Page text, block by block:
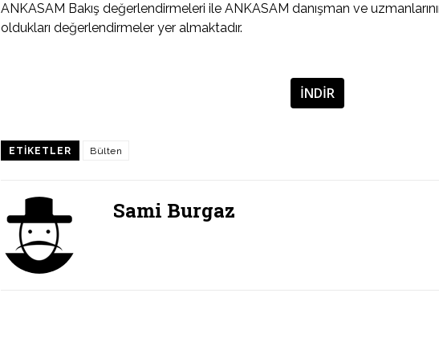
ANKASAM Bakış değerlendirmeleri ile ANKASAM danışman ve
oldukları değerlendirmeler yer almaktadır.
İNDİR
ETIKETLER Bülten
Sami Burgaz